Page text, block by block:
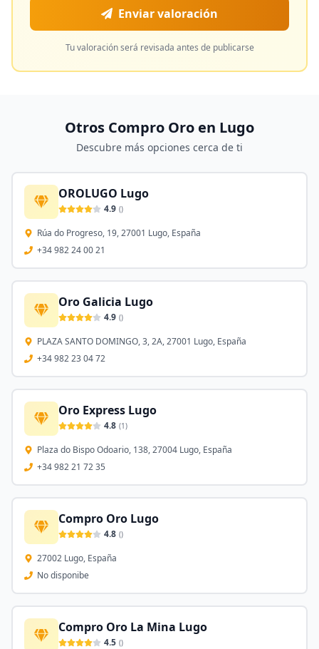
Enviar valoración
Tu valoración será revisada antes de publicarse
Otros Compro Oro en Lugo
Descubre más opciones cerca de ti
OROLUGO Lugo
4.9 ()
Rúa do Progreso, 19, 27001 Lugo, España
+34 982 24 00 21
Oro Galicia Lugo
4.9 ()
PLAZA SANTO DOMINGO, 3, 2A, 27001 Lugo, España
+34 982 23 04 72
Oro Express Lugo
4.8 (1)
Plaza do Bispo Odoario, 138, 27004 Lugo, España
+34 982 21 72 35
Compro Oro Lugo
4.8 ()
27002 Lugo, España
No disponibe
Compro Oro La Mina Lugo
4.5 ()